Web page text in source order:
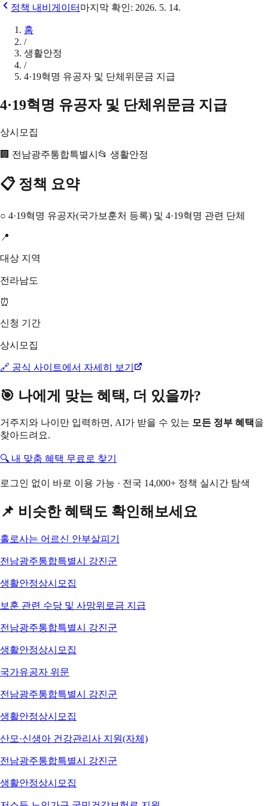
정책 내비게이터 마지막 확인: 2026. 5. 14.
홈
/
생활안정
/
4·19혁명 유공자 및 단체위문금 지급
4·19혁명 유공자 및 단체위문금 지급
상시모집
🏢 전남광주통합특별시 📂 생활안정
📋 정책 요약
○ 4·19혁명 유공자(국가보훈처 등록) 및 4·19혁명 관련 단체
📍
대상 지역
전라남도
⏰
신청 기간
상시모집
🔗 공식 사이트에서 자세히 보기
🎯 나에게 맞는 혜택, 더 있을까?
거주지와 나이만 입력하면, AI가 받을 수 있는 모든 정부 혜택을
찾아드려요.
🔍 내 맞춤 혜택 무료로 찾기
로그인 없이 바로 이용 가능 · 전국 14,000+ 정책 실시간 탐색
📌 비슷한 혜택도 확인해보세요
홀로사는 어르신 안부살피기
전남광주통합특별시 강진군
생활안정상시모집
보훈 관련 수당 및 사망위로금 지급
전남광주통합특별시 강진군
생활안정상시모집
국가유공자 위문
전남광주통합특별시 강진군
생활안정상시모집
산모·신생아 건강관리사 지원(자체)
전남광주통합특별시 강진군
생활안정상시모집